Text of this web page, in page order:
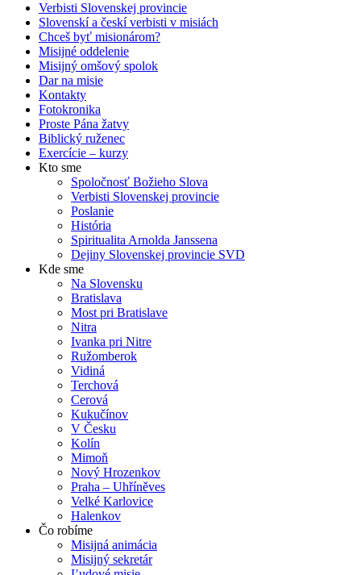
Verbisti Slovenskej provincie
Slovenskí a českí verbisti v misiách
Chceš byť misionárom?
Misijné oddelenie
Misijný omšový spolok
Dar na misie
Kontakty
Fotokronika
Proste Pána žatvy
Biblický ruženec
Exercície – kurzy
Kto sme
Spoločnosť Božieho Slova
Verbisti Slovenskej provincie
Poslanie
História
Spiritualita Arnolda Janssena
Dejiny Slovenskej provincie SVD
Kde sme
Na Slovensku
Bratislava
Most pri Bratislave
Nitra
Ivanka pri Nitre
Ružomberok
Vidiná
Terchová
Cerová
Kukučínov
V Česku
Kolín
Mimoň
Nový Hrozenkov
Praha – Uhříněves
Velké Karlovice
Halenkov
Čo robíme
Misijná animácia
Misijný sekretár